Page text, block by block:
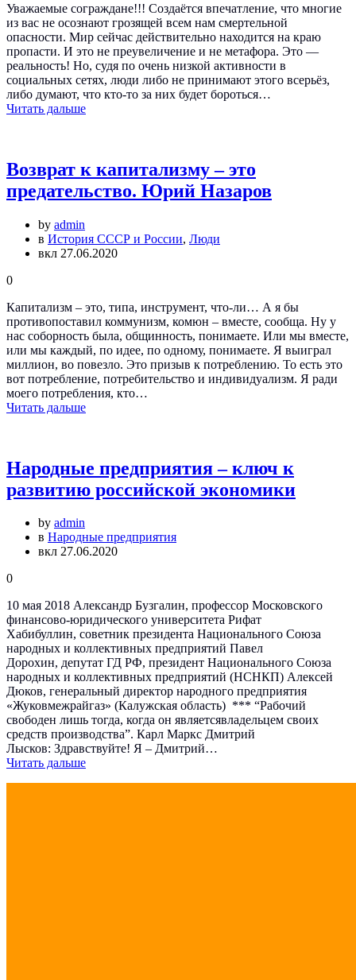
Уважаемые сограждане!!! Создаётся впечатление, что многие
из вас не осознают грозящей всем нам смертельной
опасности. Мир сейчас действительно находится на краю
пропасти. И это не преувеличение и не метафора. Это —
реальность! Но, судя по очень низкой активности в
социальных сетях, люди либо не принимают этого всерьёз,
либо думают, что кто-то за них будет бороться…
Читать дальше
Возврат к капитализму – это
предательство. Юрий Назаров
by admin
в История СССР и России, Люди
вкл 27.06.2020
0
Капитализм – это, типа, инструмент, что-ли… А я бы
противопоставил коммунизм, комюн – вместе, сообща. Ну у
нас соборность была, общинность, понимаете. Или мы вместе,
или мы каждый, по идее, по одному, понимаете. Я выиграл
миллион, во повезло. Это призыв к потреблению. То есть это
вот потребление, потребительство и индивидуализм. Я ради
моего потребления, кто…
Читать дальше
Народные предприятия – ключ к
развитию российской экономики
by admin
в Народные предприятия
вкл 27.06.2020
0
10 мая 2018 Александр Бузгалин, профессор Московского
финансово-юридического университета Рифат
Хабибуллин, советник президента Национального Союза
народных и коллективных предприятий Павел
Дорохин, депутат ГД РФ, президент Национального Союза
народных и коллективных предприятий (НСНКП) Алексей
Дюков, генеральный директор народного предприятия
«Жуковмежрайгаз» (Калужская область) *** “Рабочий
свободен лишь тогда, когда он являетсявладельцем своих
средств производства”. Карл Маркс Дмитрий
Лысков: Здравствуйте! Я – Дмитрий…
Читать дальше